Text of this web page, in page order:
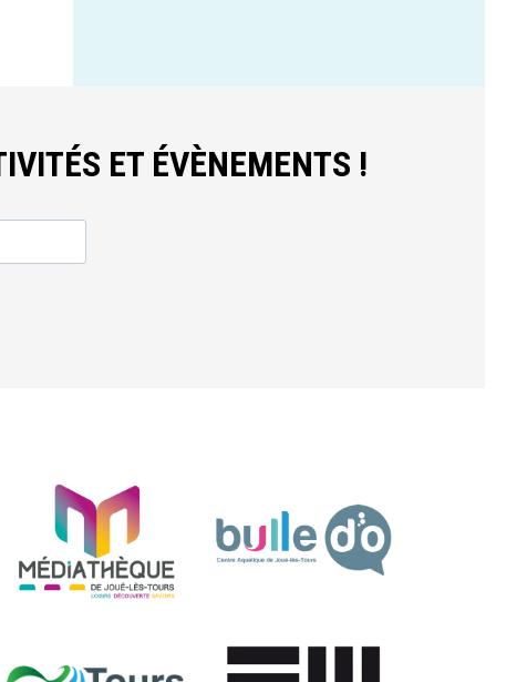
ET ÉVÈNEMENTS !